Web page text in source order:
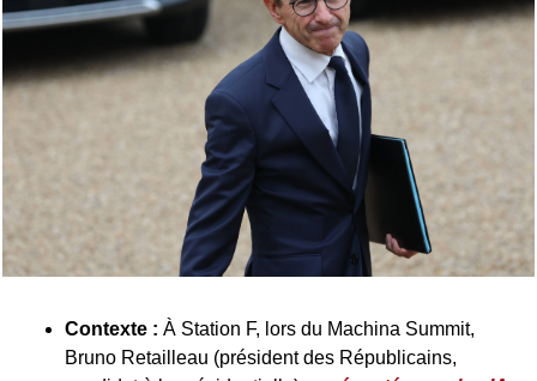
Contexte : À Station F, lors du Machina Summit,
Bruno Retailleau (président des Républicains,